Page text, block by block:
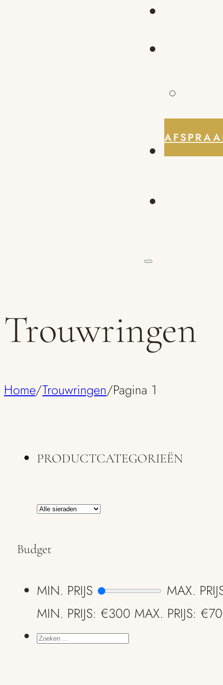
Trouwringen
Home/Trouwringen/Pagina 1
PRODUCTCATEGORIEËN
Budget
MIN. PRIJS
MAX.
MIN. PRIJS: €300 MAX. PRIJS:
ZOEKEN